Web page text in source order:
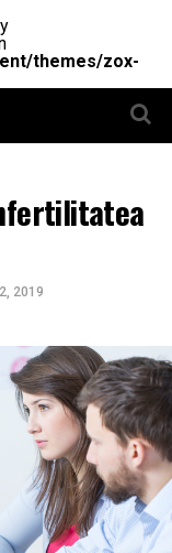
themes/zox-
2019